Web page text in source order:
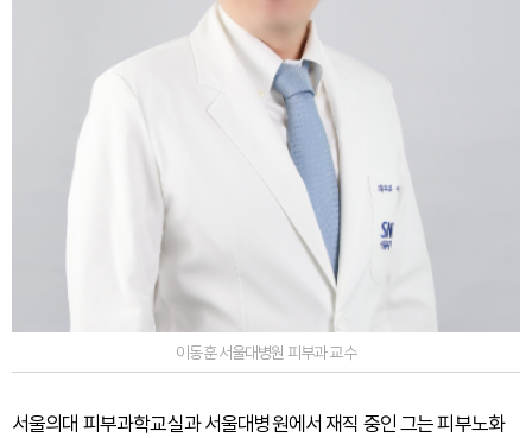
이동훈 서울대병원 피부과 교수
서울의대 피부과학교실과 서울대병원에서 재직 중인 그는 피부노화